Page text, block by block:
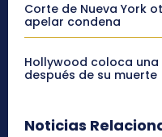
Corte de Nueva York
apelar condena
Hollywood coloca una
después de su muerte
Noticias